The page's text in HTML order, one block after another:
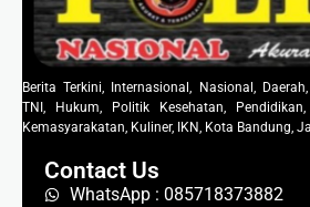
Berita Terkini, Internasional, Nasional,
TNI, Hukum, Politik Kesehatan,
Kemasyarakatan, Kuliner, IKN, Kota Bandung,
Contact Us
WhatsApp : 085718373882